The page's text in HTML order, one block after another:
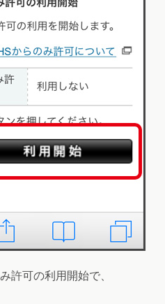
許可の利用開始で、